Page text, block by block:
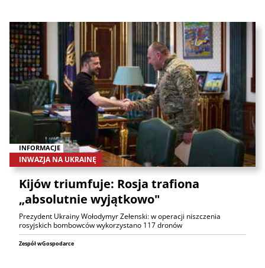
INFORMACJE
INWAZJA NA UKRAINĘ
Kijów triumfuje: Rosja trafiona
„absolutnie wyjątkowo"
Prezydent Ukrainy Wołodymyr Zełenski: w operacji niszczenia
rosyjskich bombowców wykorzystano 117 dronów
Zespół wGospodarce